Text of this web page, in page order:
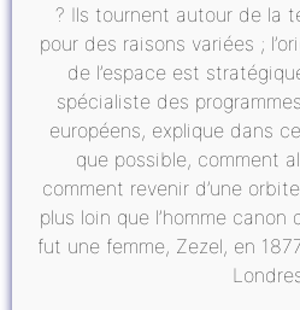
? Ils tournent autour de la
pour des raisons variées ;
de l’espace est
spécialiste des
européens, explique dans
que possible, comment
comment revenir d’une
plus loin que l’homme canon
fut une femme, Zezel, en